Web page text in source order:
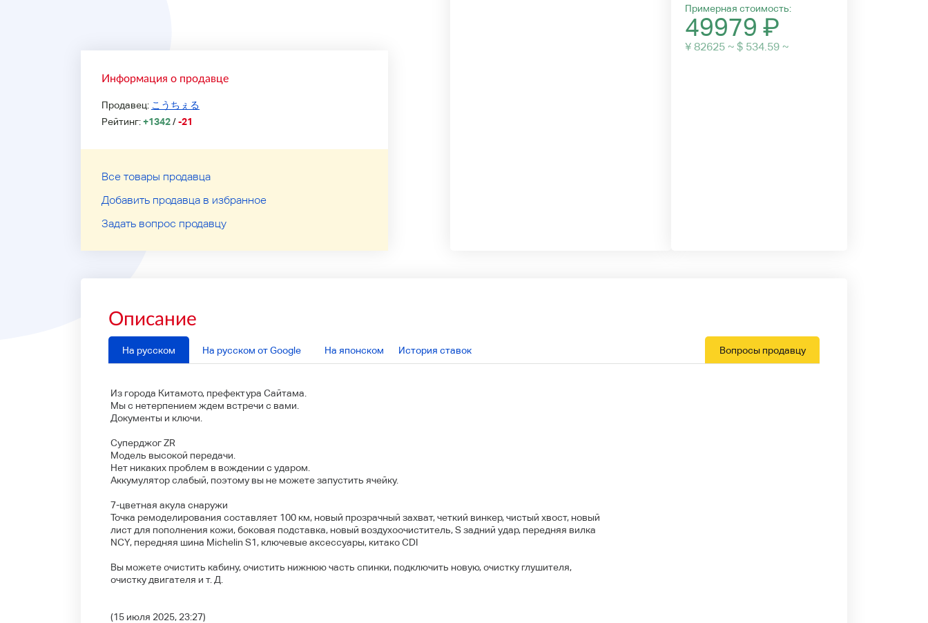
Информация о продавце
Продавец: こうちぇる
Рейтинг:+1342/-21
Все товары продавца
Добавить продавца в избранное
Задать вопрос продавцу
Примерная стоимость:
49979 ₽
¥ 82625 ~ $ 534.59 ~
Описание
На русском На русском от Google На японском История ставок Вопросы продавцу
Из города Китамото, префектура Сайтама.
Мы с нетерпением ждем встречи с вами.
Документы и ключи.
Суперджог ZR
Модель высокой передачи.
Нет никаких проблем в вождении с ударом.
Аккумулятор слабый, поэтому вы не можете запустить ячейку.
7-цветная акула снаружи
Точка ремоделирования составляет 100 км, новый прозрачный захват, четкий винкер, чистый хвост, новый
лист для пополнения кожи, боковая подставка, новый воздухоочиститель, S задний удар, передняя вилка
NCY, передняя шина Michelin S1, ключевые аксессуары, китако CDI
Вы можете очистить кабину, очистить нижнюю часть спинки, подключить новую, очистку глушителя,
очистку двигателя и т. Д.
(15 июля 2025, 23:27)